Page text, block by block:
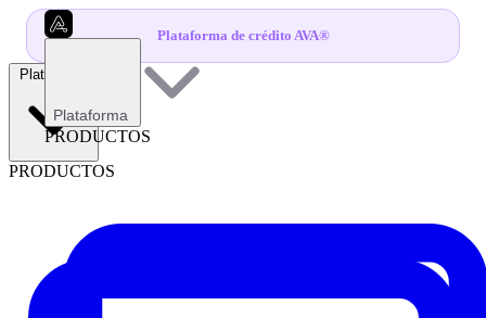
Plataforma de crédito AVA®
Plataforma
PRODUCTOS
Plataforma
PRODUCTOS